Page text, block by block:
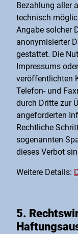
Bezahlung aller
technisch
Angabe solcher
anonymisierter
gestattet. Die
Impressums
veröffentlichten
Telefon- und
durch Dritte zur
angeforderten
Rechtliche
sogenannten
dieses Verbot
Weitere Details:
5.